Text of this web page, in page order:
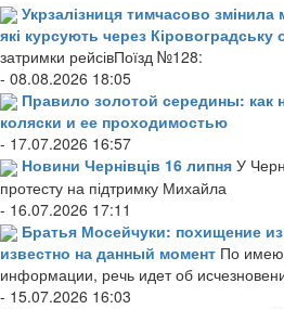
Укрзалізниця тимчасово змінила
які курсують через Кіровоградську
затримки рейсівПоїзд №128:
- 08.08.2026 18:05
Правило золотой середины: как
коляски и ее проходимостью
- 17.07.2026 16:57
Новини Чернівців 16 липня У
протесту на підтримку Михайла
- 16.07.2026 17:11
Братья Мосейчуки: похищение
известно на данный момент По
информации, речь идет об
- 15.07.2026 16:03